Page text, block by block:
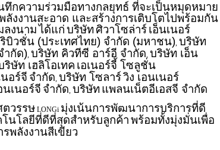
กความร่วมมือทางกลยุทธ์ ที่จะเป็นหมุดหมาย
งงานสะอาด และสร้างการเติบโตไปพร้อมกัน
ลงนามได้แก่บริษัท ศิวาโซล่าร์เอ็นเนอร์
บิวชั่น (ประเทศไทย) จำกัด (มหาชน), บริษัท
ำกัด), บริษัท คิวทีซี อาร์อี จำกัด, บริษัท เอ็น
ริษัท เฮลิโอเทค เอเนอร์จี้ โซลูชั่น
อร์จี จำกัด, บริษัท โซลาร์วิง เอนเนอร์
นเนอร์จี จำกัด, บริษัท แพลนเน็ตอีเอสจี จำกัด
ตวรรษ LONGi มุ่งเน้นการพัฒนาการบริการที่ดี
โนโลยีที่ดีที่สุดสำหรับลูกค้าพร้อมทั้งมุ่งมั่นเพื่อ
พลังงานสีเขียว